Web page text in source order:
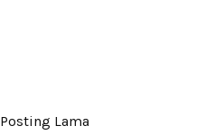
Posting Lama